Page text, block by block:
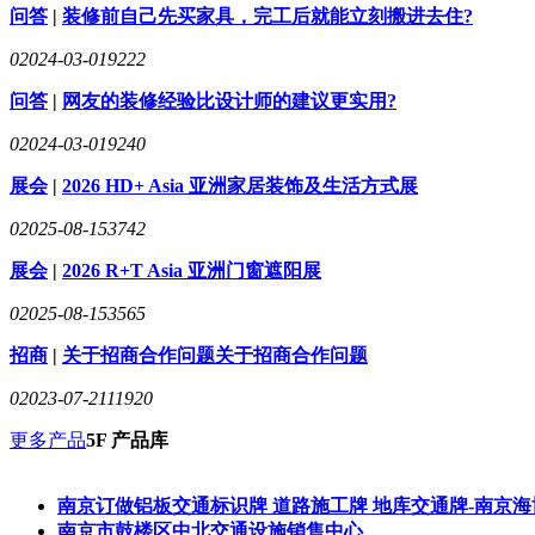
问答 | 装修前自己先买家具，完工后就能立刻搬进去住?
02024-03-019222
问答 | 网友的装修经验比设计师的建议更实用?
02024-03-019240
展会| 2026 HD+ Asia 亚洲家居装饰及生活方式展
02025-08-153742
展会| 2026 R+T Asia 亚洲门窗遮阳展
02025-08-153565
招商 | 关于招商合作问题关于招商合作问题
02023-07-2111920
更多产品5F 产品库
南京订做铝板交通标识牌 道路施工牌 地库交通牌-南京
南京市鼓楼区中北交通设施销售中心